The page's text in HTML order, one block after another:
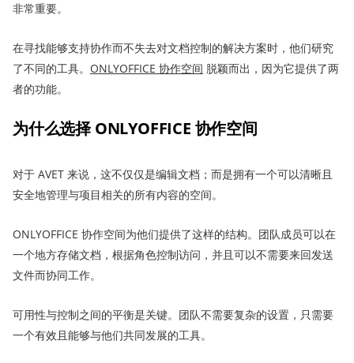
非常重要。
在寻找能够支持协作而不失去对文档控制的解决方案时，他们研究
了不同的工具。 ONLYOFFICE 协作空间 脱颖而出，因为它提供了两
者的功能。
为什么选择 ONLYOFFICE 协作空间
对于 AVET 来说，这不仅仅是编辑文档；而是拥有一个可以清晰且
安全地管理与项目相关的所有内容的空间。
ONLYOFFICE 协作空间为他们提供了这样的结构。团队成员可以在
一个地方存储文档，根据角色控制访问，并且可以不需要来回发送
文件而协同工作。
可用性与控制之间的平衡是关键。团队不需要复杂的设置，只需要
一个有效且能够与他们共同发展的工具。